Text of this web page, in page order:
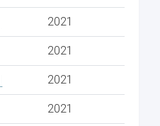
2021
2021
2021
2021